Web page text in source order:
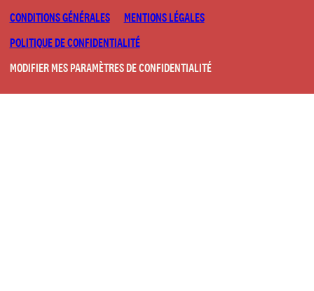
CONDITIONS GÉNÉRALES
MENTIONS LÉGALES
POLITIQUE DE CONFIDENTIALITÉ
MODIFIER MES PARAMÈTRES DE CONFIDENTIALITÉ